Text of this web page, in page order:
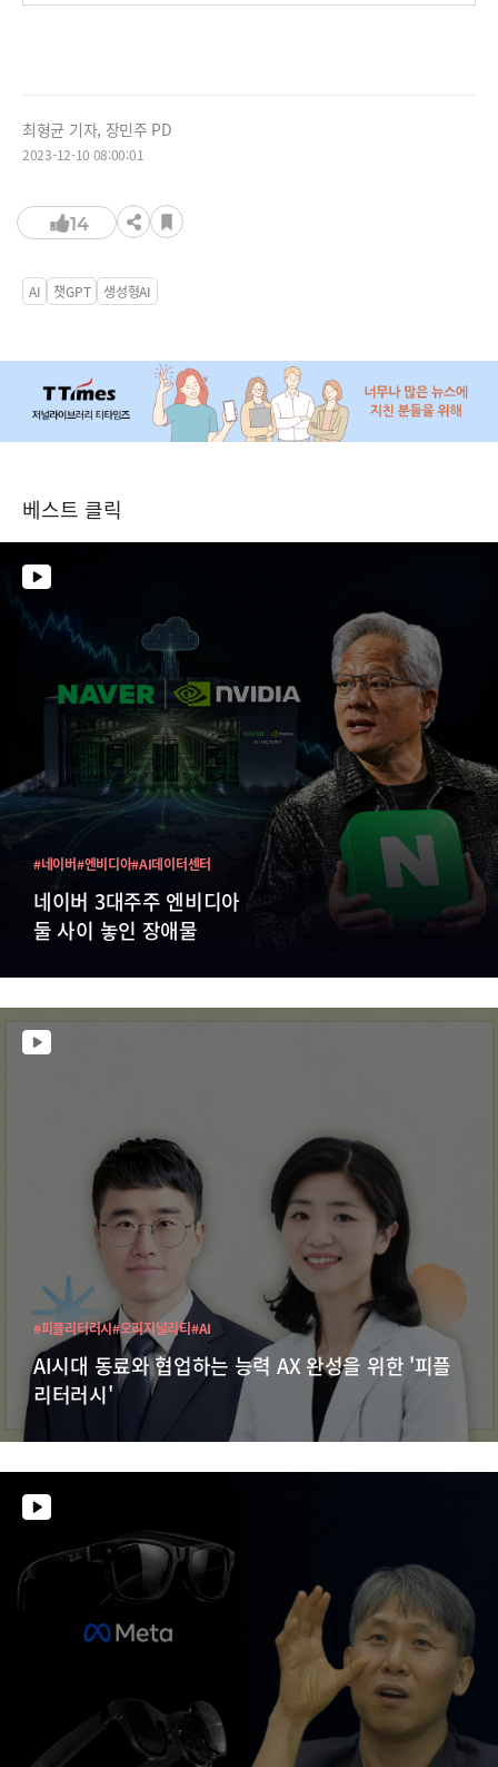
최형균 기자, 장민주 PD
2023-12-10 08:00:01
14
AI 챗GPT 생성형AI
베스트 클릭
네이버 3대주주 엔비디아
둘 사이 놓인 장애물
#네이버#엔비디아#AI데이터센터
AI시대 동료와 협업하는 능력 AX 완성을 위한 '피플
리터러시'
#피플리터러시#오리지널리티#AI